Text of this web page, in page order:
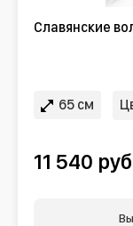
Славянские
65 см
11 540